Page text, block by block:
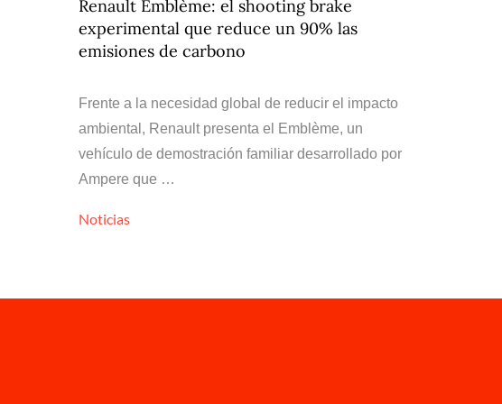
Renault Emblème: el shooting brake
experimental que reduce un 90% las
emisiones de carbono
Frente a la necesidad global de reducir el impacto
ambiental, Renault presenta el Emblème, un
vehículo de demostración familiar desarrollado por
Ampere que …
Noticias